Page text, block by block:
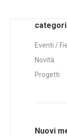
Eventi /
Novità
Progetti
Nuovi